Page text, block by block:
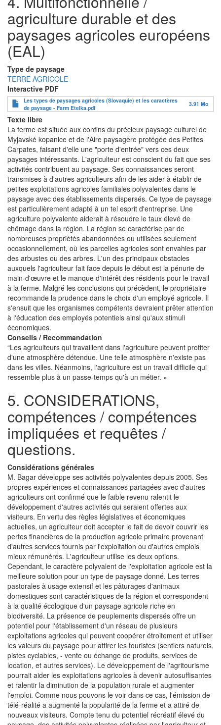
agriculture durable et des
paysages agricoles européens
(EAL)
Type de paysage
TERRE AGRICOLE
Interactive PDF
Les types de paysages agricoles (Slovaquie) et les caractères
de paysage - Farm Etelka.pdf
3.91 Mo
Texte libre
La ferme est située aux confins du précieux paysage culturel de
Myjavské kopanice et de l'Aire paysagère protégée des Petites
Carpates, faisant d'elle une "porte d'entrée" vers ces deux
paysages intéressants. L'agriculteur est conscient du fait que ses
activités contribuent au paysage. Ses connaissances seront
transmises à d'autres agriculteurs afin de les aider à établir de
petites exploitations agricoles familiales polyvalentes dans le
paysage avec des établissements dispersés. Ce type de paysage
est particulièrement adapté à un tel esprit d'entreprise. Une
agriculture polyvalente aiderait à résoudre le taux élevé de
chômage dans la région. La région se caractérise par de
nombreuses propriétés abandonnées ou utilisées seulement
occasionnellement, où les parcelles agricoles sont envahies par
des arbustes ou des arbres. L'un des principaux obstacles
auxquels l'agriculteur fait face depuis le début est la pénurie de
main-d'œuvre et le manque d'intérêt des résidents pour le travail
à la ferme. Malgré les conclusions qui précèdent, le propriétaire
recommande la prudence dans le choix d'un employé agricole. Il
s'ensuit que les organismes compétents devraient prêter attention
à l'éducation des employés potentiels ainsi qu'aux stimuli
économiques.
Conseils / Recommandation
“Les agriculteurs qui travaillent dans l'agriculture peuvent profiter
d'une atmosphère détendue. Une telle atmosphère n'existe pas
dans les villes. Néanmoins, l'agriculture est un travail difficile qui
ressemble plus à un passe-temps qu'à un métier. »
5. CONSIDERATIONS,
compétences / compétences
impliquées et requêtes /
questions.
Considérations générales
M. Bagar développe ses activités polyvalentes depuis 2005. Ses
propres expériences et connaissances partagées avec d'autres
agriculteurs ont confirmé que le faible revenu ralentit le
développement d'autres activités qui seraient offertes aux
visiteurs. En vertu des règles législatives et économiques
actuelles, un agriculteur doit accepter le fait de devoir couvrir les
pertes financières de la production agricole primaire provenant
d'autres services fournis par l'exploitation ou d'autres emplois
mieux rémunérés. L'agriculteur utilise les deux options.
Cependant, le caractère polyvalent de l'exploitation agricole est la
meilleure solution pour un type de paysage donné. Les terres
pastorales à usage extensif et les pâturages d'animaux
domestiques sont caractéristiques de la région et correspondent
à la qualité écologique d'un paysage agricole riche en
biodiversité. La présence de peuplements dispersés offre un
potentiel pour l'établissement d'un réseau de plusieurs
exploitations agricoles qui peuvent coopérer étroitement et utiliser
les valeurs du paysage pour attirer les touristes (sentiers naturels,
pistes cyclables, - vente ou échange de produits, services de
location, et autres services). Le développement de l'agritourisme
pourrait aider les exploitations agricoles à devenir autosuffisantes
et ralentir la diminution de la population rurale et augmenter
l'emploi. Comme nous pouvons le voir dans ce cas, l'émission de
télé-réalité a augmenté la popularité de la ferme et a attiré de
nouveaux visiteurs. Compte tenu du potentiel récréatif élevé du